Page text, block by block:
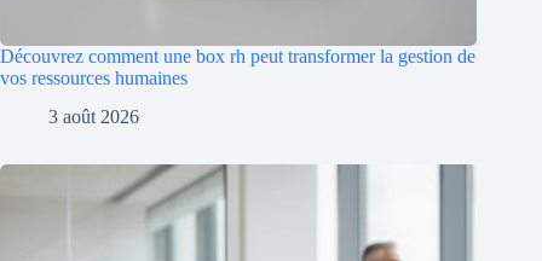
Découvrez comment une box rh peut transformer la gestion de
vos ressources humaines
3 août 2026